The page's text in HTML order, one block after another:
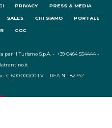
PRIVACY PRESS & MEDIA
SALES CHI SIAMO PORTALE
CGC
il Turismo S.p.A. - +39 0464 554444 -
€ 600.000,00 I.V. - REA N. 182762